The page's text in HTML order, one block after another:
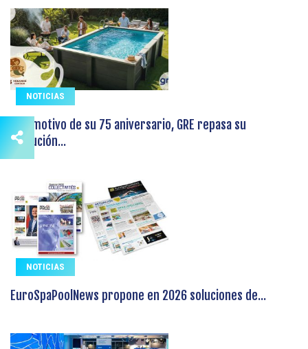
NOTICIAS
Con motivo de su 75 aniversario, GRE repasa su
evolución...
NOTICIAS
EuroSpaPoolNews propone en 2026 soluciones de...